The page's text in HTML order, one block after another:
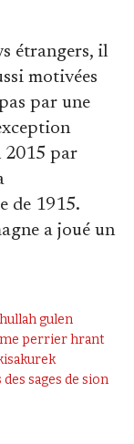
étrangers, il
motivées
par une
2015 par
de 1915.
a joué un
gulen
perrierhrant
sages de sion